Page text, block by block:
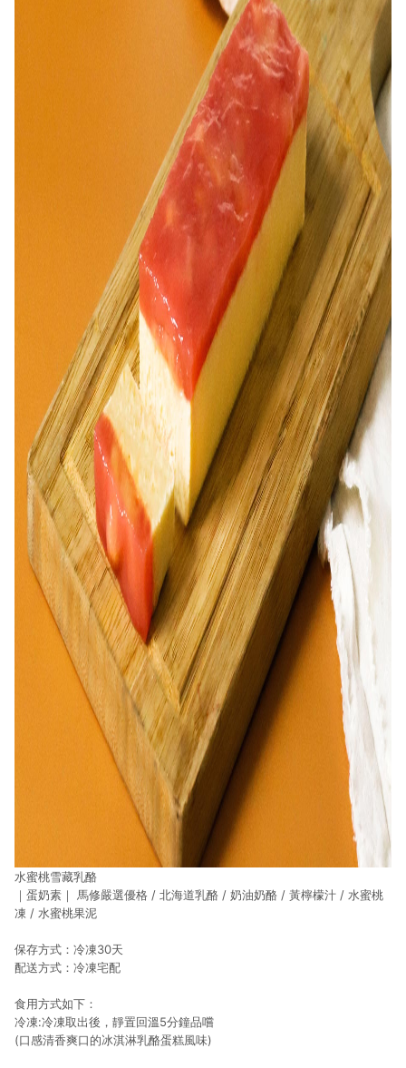
水蜜桃雪藏乳酪
｜蛋奶素｜ 馬修嚴選優格 / 北海道乳酪 / 奶油奶酪 / 黃檸檬汁 / 水蜜桃
凍 / 水蜜桃果泥
保存方式：冷凍30天
配送方式：冷凍宅配
食用方式如下：
冷凍:冷凍取出後，靜置回溫5分鐘品嚐
(口感清香爽口的冰淇淋乳酪蛋糕風味)